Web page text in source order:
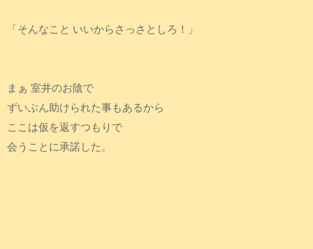
「そんなこと いいからさっさとしろ！」
まぁ 室井のお陰で
ずいぶん助けられた事もあるから
ここは仮を返すつもりで
会うことに承諾した。